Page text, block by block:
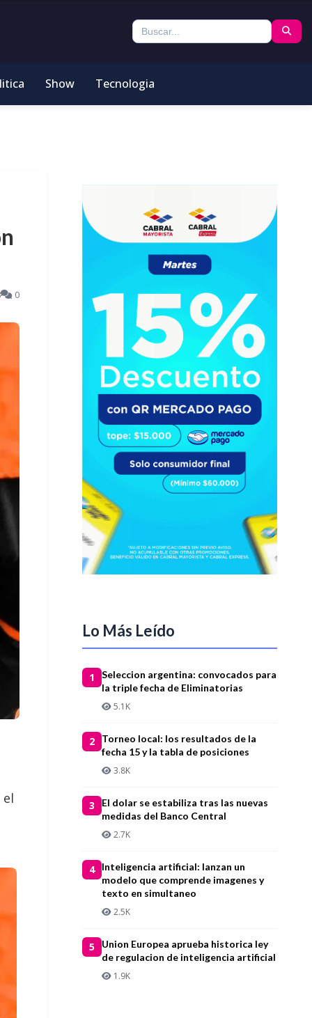
Show Tecnologia
0
Lo Más Leído
1
Seleccion argentina: convocados para
la triple fecha de Eliminatorias
5.1K
2
Torneo local: los resultados de la
fecha 15 y la tabla de posiciones
3.8K
3
El dolar se estabiliza tras las nuevas
medidas del Banco Central
2.7K
4
Inteligencia artificial: lanzan un
modelo que comprende imagenes y
texto en simultaneo
2.5K
5
Union Europea aprueba historica ley
de regulacion de inteligencia artificial
1.9K